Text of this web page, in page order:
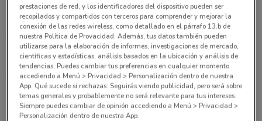
Periférico Sur 3555 Tláhuac
21.6 km
Calle Gabriel Mancera, 1737 Ciudad De México
22.5 km
Todas las tiendas Baic
prestaciones de red, y los identificadores del dispositivo pueden ser
recopilados y compartidos con terceros para comprender y mejorar la
conexión de las redes wireless, como detallado en el párrafo 13.b de
nuestra Política de Provacidad. Además, tus datos también pueden
utilizarse para la elaboración de informes, investigaciones de mercado,
científicas y estadísticas, análisis basados en la ubicación y análisis de
tendencias. Puedes cambiar tus preferencias en cualquier momento
accediendo a Menú > Privacidad > Personalización dentro de nuestra
App. Qué sucede si rechazas: Seguirás viendo publicidad, pero será sobre
temas generales y probablemente no será relevante para tus intereses.
Siempre puedes cambiar de opinión accediendo a Menú > Privacidad >
Personalización dentro de nuestra App.